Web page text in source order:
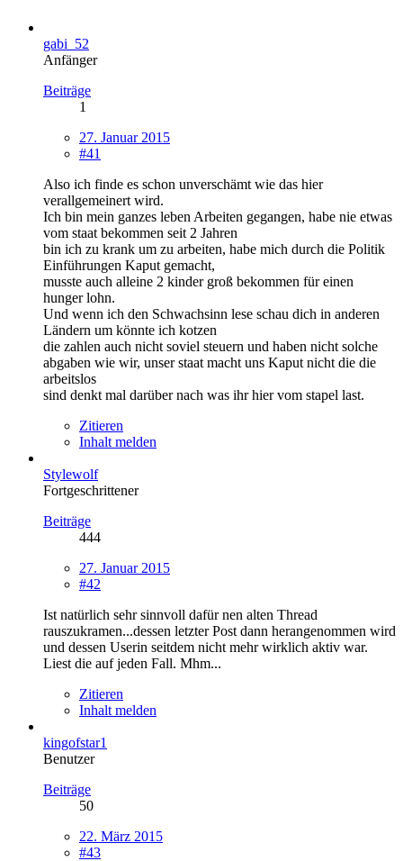
gabi_52
Anfänger
Beiträge
1
27. Januar 2015
#41
Also ich finde es schon unverschämt wie das hier
verallgemeinert wird.
Ich bin mein ganzes leben Arbeiten gegangen, habe nie etwas
vom staat bekommen seit 2 Jahren
bin ich zu krank um zu arbeiten, habe mich durch die Politik
Einführungen Kaput gemacht,
musste auch alleine 2 kinder groß bekommen für einen
hunger lohn.
Und wenn ich den Schwachsinn lese schau dich in anderen
Ländern um könnte ich kotzen
die zahlen auch nicht soviel steuern und haben nicht solche
abgaben wie wir, unser staat macht uns Kaput nicht die die
arbeitslos
sind denkt mal darüber nach was ihr hier vom stapel last.
Zitieren
Inhalt melden
Stylewolf
Fortgeschrittener
Beiträge
444
27. Januar 2015
#42
Ist natürlich sehr sinnvoll dafür nen alten Thread
rauszukramen...dessen letzter Post dann herangenommen wird
und dessen Userin seitdem nicht mehr wirklich aktiv war.
Liest die auf jeden Fall. Mhm...
Zitieren
Inhalt melden
kingofstar1
Benutzer
Beiträge
50
22. März 2015
#43